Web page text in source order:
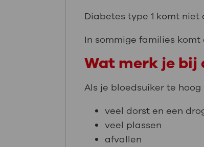
Diabetes type 1 komt
In sommige families komt
Wat merk je bij
Als je bloedsuiker te
veel dorst en een
veel plassen
afvallen